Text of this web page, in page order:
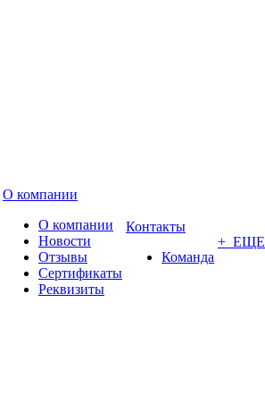
О компании
О компании
Новости
Отзывы
Сертификаты
Реквизиты
Контакты
Команда
+ ЕЩЕ